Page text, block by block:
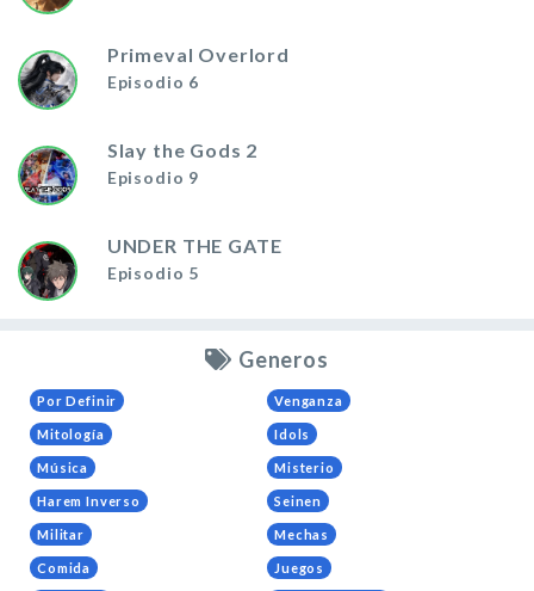
Primeval Overlord
Episodio 6
Slay the Gods 2
Episodio 9
UNDER THE GATE
Episodio 5
Generos
Por Definir Venganza
Mitología Idols
Música Misterio
Harem Inverso Seinen
Militar Mechas
Comida Juegos